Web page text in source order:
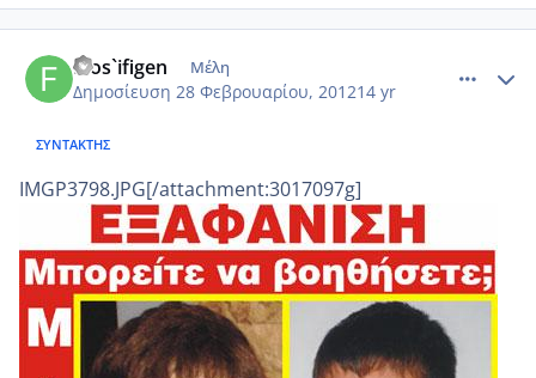
filos`ifigen Μέλη
Δημοσίευση 28 Φεβρουαρίου, 201214 yr
ΣΥΝΤΆΚΤΗΣ
IMGP3798.JPG[/attachment:3017097g]